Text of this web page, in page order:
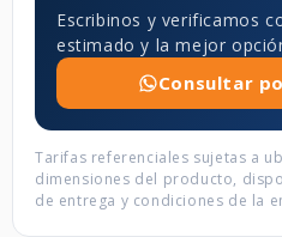
Escribinos y verificamos
estimado y la mejor
Consultar
Tarifas referenciales sujetas a
dimensiones del producto,
de entrega y condiciones de la